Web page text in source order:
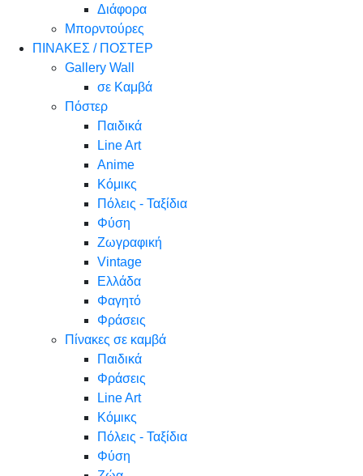
Διάφορα
Μπορντούρες
ΠΙΝΑΚΕΣ / ΠΟΣΤΕΡ
Gallery Wall
σε Καμβά
Πόστερ
Παιδικά
Line Art
Anime
Κόμικς
Πόλεις - Ταξίδια
Φύση
Ζωγραφική
Vintage
Ελλάδα
Φαγητό
Φράσεις
Πίνακες σε καμβά
Παιδικά
Φράσεις
Line Art
Κόμικς
Πόλεις - Ταξίδια
Φύση